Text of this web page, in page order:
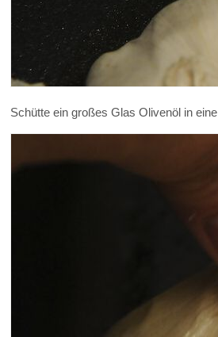
Schütte ein großes Glas Olivenöl in eine